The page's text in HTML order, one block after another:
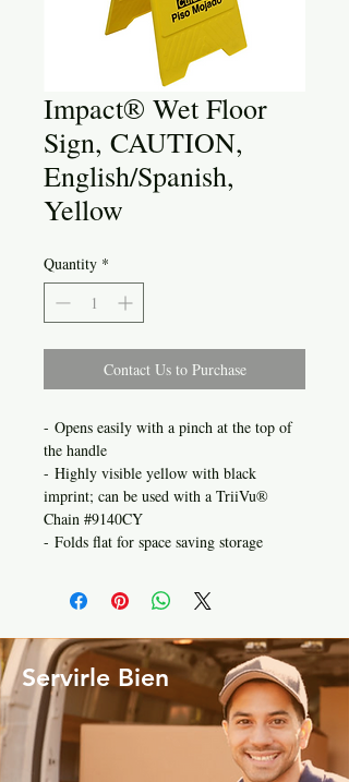
Impact® Wet Floor
Sign, CAUTION,
English/Spanish,
Yellow
Quantity *
Contact Us to Purchase
- Opens easily with a pinch at the top of
the handle
- Highly visible yellow with black
imprint; can be used with a TriiVu®
Chain #9140CY
- Folds flat for space saving storage
Servirle Bien